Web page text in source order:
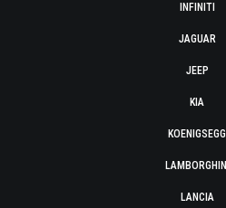
INFINITI
JAGUAR
JEEP
KIA
KOENIGSEGG
LAMBORGHINI
LANCIA